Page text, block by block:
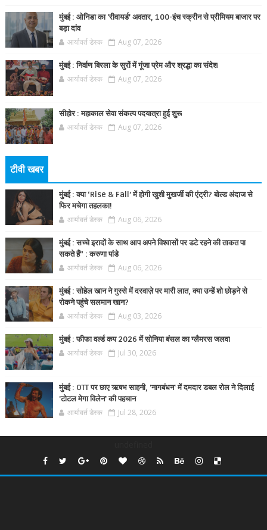
मुंबई : ओनिडा का 'रीवायर्ड’ अवतार, 100-इंच स्क्रीन से प्रीमियम बाजार पर
बड़ा दांव
आर्यावर्त डेस्क Aug 07, 2026
मुंबई : निर्वाण बिरला के सुरों में गूंजा प्रेम और श्रद्धा का संदेश
आर्यावर्त डेस्क Aug 07, 2026
सीहोर : महाकाल सेवा संकल्प पदयात्रा हुई शुरू
आर्यावर्त डेस्क Aug 07, 2026
टीवी खबर
मुंबई : क्या ‘Rise & Fall’ में होगी खुशी मुखर्जी की एंट्री? बोल्ड अंदाज से
फिर मचेगा तहलका!
आर्यावर्त डेस्क Aug 06, 2026
मुंबई : सच्चे इरादों के साथ आप अपने विश्वासों पर डटे रहने की ताकत पा
सकते हैं” : करुणा पांडे
आर्यावर्त डेस्क Aug 06, 2026
मुंबई : सोहेल खान ने गुस्से में दरवाज़े पर मारी लात, क्या उन्हें शो छोड़ने से
रोकने पहुंचे सलमान खान?
आर्यावर्त डेस्क Aug 03, 2026
मुंबई : फीफा वर्ल्ड कप 2026 में सोनिया बंसल का ग्लैमरस जलवा
आर्यावर्त डेस्क Jul 30, 2026
मुंबई : OTT पर छाए ऋषभ साहनी, 'नागबंधन' में दमदार डबल रोल ने दिलाई
'टोटल मेगा विलेन' की पहचान
आर्यावर्त डेस्क Jul 28, 2026